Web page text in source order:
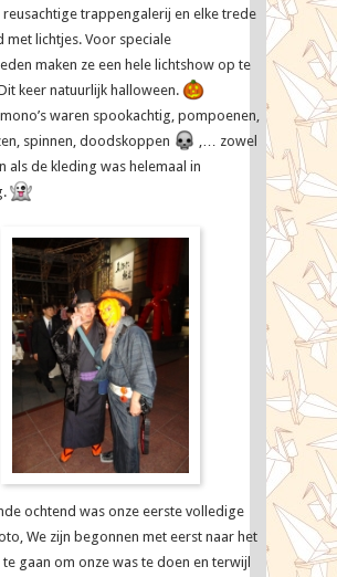
reusachtige trappengalerij en elke trede
met lichtjes. Voor speciale
maken ze een hele lichtshow op te
keer natuurlijk halloween.
waren spookachtig, pompoenen,
spinnen, doodskoppen
,… zowel
als de kleding was helemaal in
ochtend was onze eerste volledige
We zijn begonnen met eerst naar het
gaan om onze was te doen en terwijl